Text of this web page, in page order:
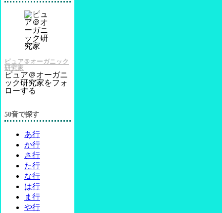
ピュア＠オーガニック
研究家
ピュア＠オーガニ
ック研究家をフォ
ローする
50音で探す
あ行
か行
さ行
た行
な行
は行
ま行
や行